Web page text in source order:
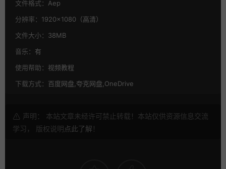
文件格式： Aep
分辨率： 1920×1080（高清）
文件大小： 38MB
音乐： 有
使用帮助： 视频教程
下载方式： 百度网盘,夸克网盘,OneDrive
声明： 本站文章未经许可禁止转载！本站仅供资源信息交流
学习， 版权说明点此了解 ！